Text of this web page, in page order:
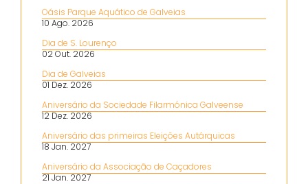
Oásis Parque Aquático de Galveias
10 Ago. 2026
Dia de S. Lourenço
02 Out. 2026
Dia de Galveias
01 Dez. 2026
Aniversário da Sociedade Filarmónica Galveense
12 Dez. 2026
Aniversário das primeiras Eleições Autárquicas
18 Jan. 2027
Aniversário da Associação de Caçadores
21 Jan. 2027